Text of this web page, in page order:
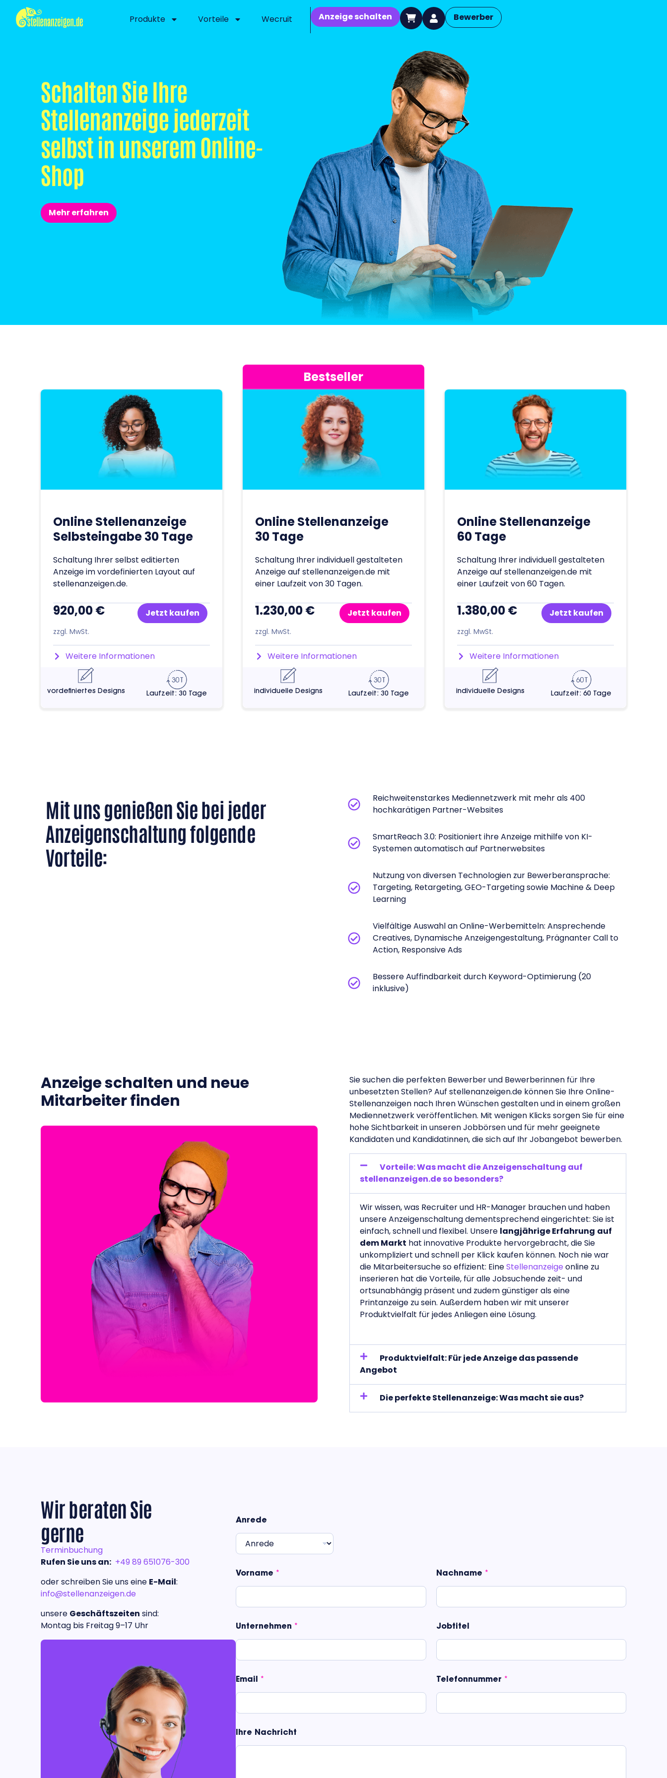
Produkte Vorteile Wecruit Anzeige schalten Bewerber
Schalten Sie Ihre
Stellenanzeige jederzeit
selbst in unserem Online-
Shop
Mehr erfahren
Bestseller
Online Stellenanzeige
Selbsteingabe 30 Tage
Schaltung Ihrer selbst editierten
Anzeige im vordefinierten Layout auf
stellenanzeigen.de.
920,00 €
zzgl. MwSt.
Jetzt kaufen
Weitere Informationen
vordefiniertes Designs Laufzeit: 30 Tage
Online Stellenanzeige
30 Tage
Schaltung Ihrer individuell gestalteten
Anzeige auf stellenanzeigen.de mit
einer Laufzeit von 30 Tagen.
1.230,00 €
zzgl. MwSt.
Jetzt kaufen
Weitere Informationen
individuelle Designs Laufzeit: 30 Tage
Online Stellenanzeige
60 Tage
Schaltung Ihrer individuell gestalteten
Anzeige auf stellenanzeigen.de mit
einer Laufzeit von 60 Tagen.
1.380,00 €
zzgl. MwSt.
Jetzt kaufen
Weitere Informationen
individuelle Designs Laufzeit: 60 Tage
Mit uns genießen Sie bei jeder
Anzeigenschaltung folgende
Vorteile:
Reichweitenstarkes Mediennetzwerk mit mehr als 400
hochkarätigen Partner-Websites
SmartReach 3.0: Positioniert ihre Anzeige mithilfe von KI-
Systemen automatisch auf Partnerwebsites
Nutzung von diversen Technologien zur Bewerberansprache:
Targeting, Retargeting, GEO-Targeting sowie Machine & Deep
Learning
Vielfältige Auswahl an Online-Werbemitteln: Ansprechende
Creatives, Dynamische Anzeigengestaltung, Prägnanter Call to
Action, Responsive Ads
Bessere Auffindbarkeit durch Keyword-Optimierung (20
inklusive)
Anzeige schalten und neue
Mitarbeiter finden
Sie suchen die perfekten Bewerber und Bewerberinnen für Ihre
unbesetzten Stellen? Auf stellenanzeigen.de können Sie Ihre Online-
Stellenanzeigen nach Ihren Wünschen gestalten und in einem großen
Mediennetzwerk veröffentlichen. Mit wenigen Klicks sorgen Sie für eine
hohe Sichtbarkeit in unseren Jobbörsen und für mehr geeignete
Kandidaten und Kandidatinnen, die sich auf Ihr Jobangebot bewerben.
Vorteile: Was macht die Anzeigenschaltung auf
stellenanzeigen.de so besonders?
Wir wissen, was Recruiter und HR-Manager brauchen und haben
unsere Anzeigenschaltung dementsprechend eingerichtet: Sie ist
einfach, schnell und flexibel. Unsere langjährige Erfahrung auf
dem Markt hat innovative Produkte hervorgebracht, die Sie
unkompliziert und schnell per Klick kaufen können. Noch nie war
die Mitarbeitersuche so effizient: EineStellenanzeige online zu
inserieren hat die Vorteile, für alle Jobsuchende zeit- und
ortsunabhängig präsent und zudem günstiger als eine
Printanzeige zu sein. Außerdem haben wir mit unserer
Produktvielfalt für jedes Anliegen eine Lösung.
Produktvielfalt: Für jede Anzeige das passende
Angebot
Die perfekte Stellenanzeige: Was macht sie aus?
Wir beraten Sie
gerne
Terminbuchung
Rufen Sie uns an: +49 89 651076-300
oder schreiben Sie uns eine E-Mail:
info@stellenanzeigen.de
unsere Geschäftszeiten sind:
Montag bis Freitag 9–17 Uhr
Anrede
Vorname * Nachname *
Unternehmen * Jobtitel
Email * Telefonnummer *
Ihre Nachricht